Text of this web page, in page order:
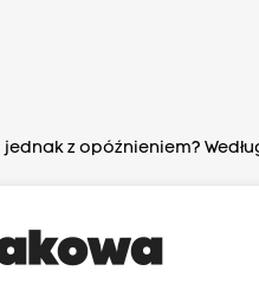
z opóźnieniem?